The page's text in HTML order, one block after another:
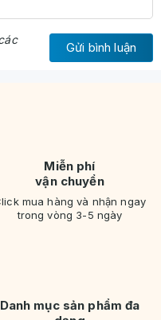
Gửi bình luận
Miễn phí
vận chuyển
mua hàng và nhận ngay
trong vòng 3-5 ngày
Danh mục sản phẩm đa